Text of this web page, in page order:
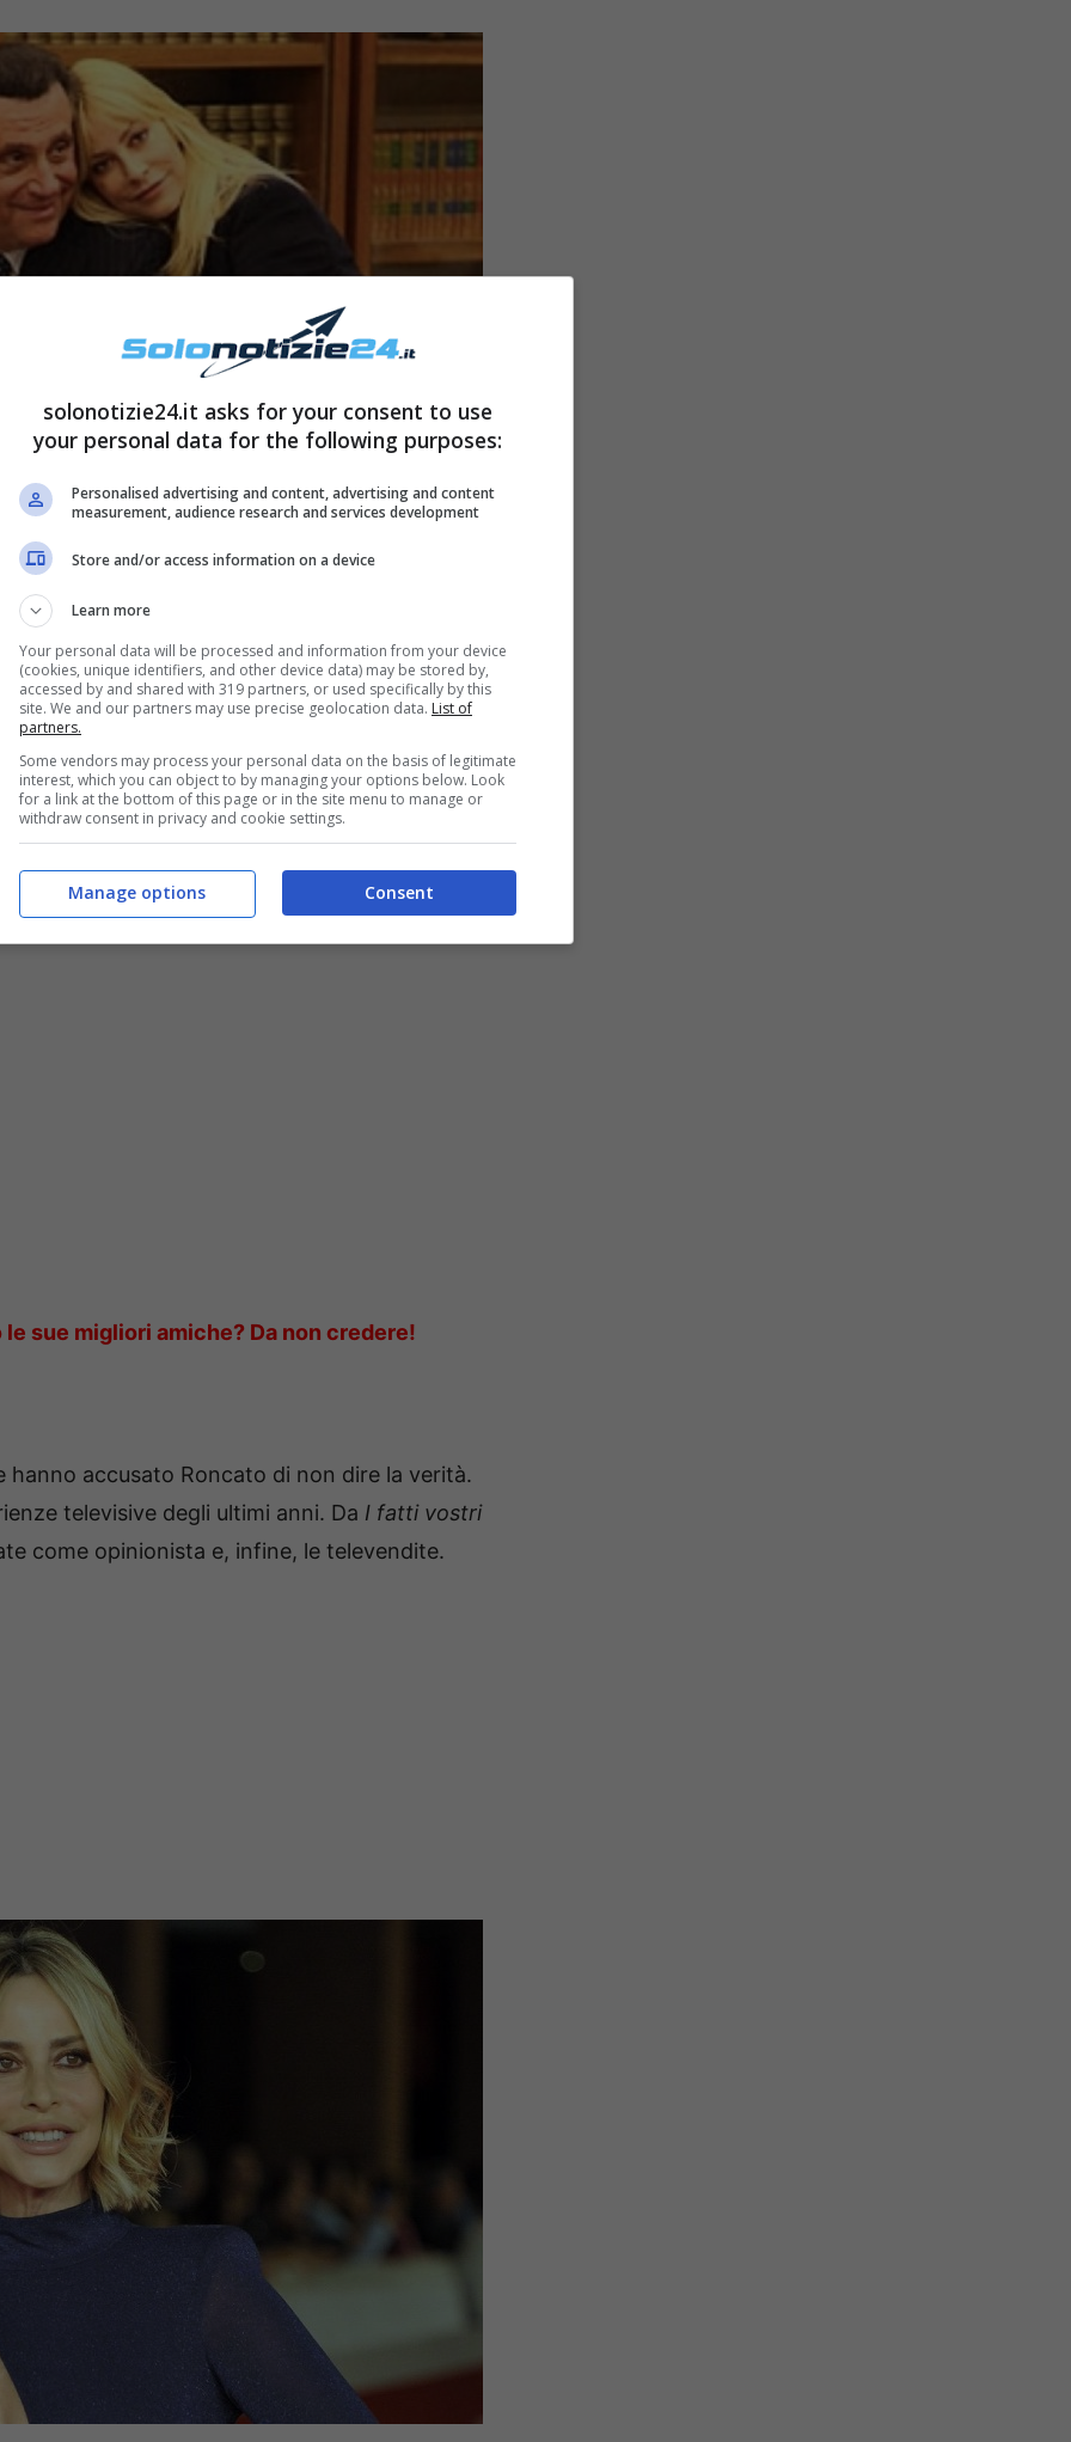
perchè si era innamorata di un altro uomo”.
come Stefania Orlando venga ancora
meglio, ha continuato, che venisse definita
sembra proprio non voglia avere nulla a
“C’è chi ha avuto il coraggio di sostenere che
non abbia fatto nulla.Lei negli ultimi 20 anni
in tribunale da ex partecipanti: “Abbiamo
sue migliori amiche? Da non credere!
hanno accusato Roncato di non dire la verità.
televisive degli ultimi anni. Da I fatti vostri
come opinionista e, infine, le televendite.
solonotizie24.it asks for your consent to use
your personal data for the following purposes:
Personalised advertising and content, advertising and content
measurement, audience research and services development
Store and/or access information on a device
Learn more
Your personal data will be processed and information from your device
(cookies, unique identifiers, and other device data) may be stored by,
accessed by and shared with 319 partners, or used specifically by this
site. We and our partners may use precise geolocation data. List of
partners.
Some vendors may process your personal data on the basis of legitimate
interest, which you can object to by managing your options below. Look
for a link at the bottom of this page or in the site menu to manage or
withdraw consent in privacy and cookie settings.
Consent
Manage options